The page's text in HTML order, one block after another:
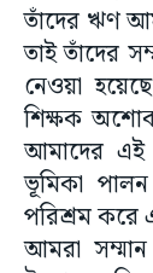
তাঁদের ঋণ
তাই তাঁদের
নেওয়া
শিক্ষক
আমাদের এই
ভূমিকা
পরিশ্রম করে
আমরা সম্মান